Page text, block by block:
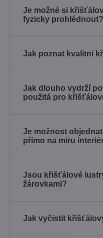
Je možné si
fyzicky prohlédnout?
Jak poznat kvalitní
Jak dlouho vydrží
použitá pro
Je možnost
přímo na míru
Jsou křišťálové
žárovkami?
Jak vyčistit